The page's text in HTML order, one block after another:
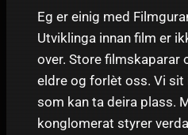
Eg er einig med
Utviklinga innan film er
over. Store filmskaparar
eldre og forlèt oss. Vi
som kan ta deira plass.
konglomerat styrer